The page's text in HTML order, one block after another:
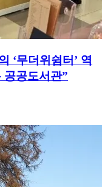
‘무더위쉼터’ 역
공도서관”